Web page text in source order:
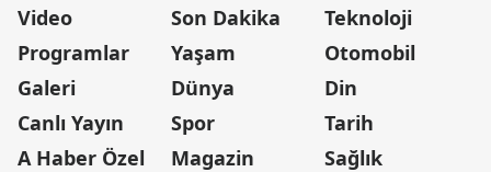
Video
Programlar
Galeri
Canlı Yayın
A Haber Özel
Son Dakika
Yaşam
Dünya
Spor
Magazin
Teknoloji
Otomobil
Din
Tarih
Sağlık